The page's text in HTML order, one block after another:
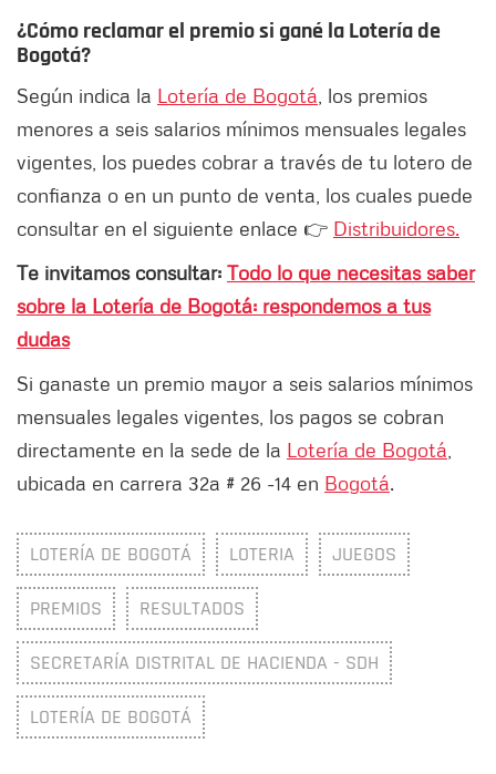
¿Cómo reclamar el premio si gané la Lotería de
Bogotá?
Según indica la Lotería de Bogotá , los premios
menores a seis salarios mínimos mensuales legales
vigentes, los puedes cobrar a través de tu lotero de
confianza o en un punto de venta, los cuales puede
consultar en el siguiente enlace 👉 Distribuidores.
Te invitamos consultar: Todo lo que necesitas saber
sobre la Lotería de Bogotá: respondemos a tus
dudas
Si ganaste un premio mayor a seis salarios mínimos
mensuales legales vigentes, los pagos se cobran
directamente en la sede de la Lotería de Bogotá
ubicada en carrera 32a # 26 -14 en Bogotá.
LOTERÍA DE BOGOTÁ LOTERIA JUEGOS
PREMIOS RESULTADOS
SECRETARÍA DISTRITAL DE HACIENDA - SDH
LOTERÍA DE BOGOTÁ